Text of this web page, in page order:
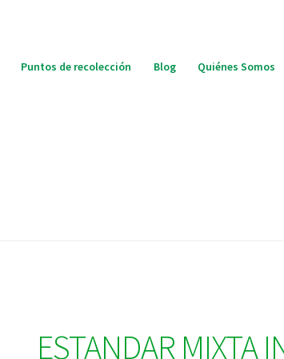
Puntos de recolección Blog Quiénes Somos
ESTANDAR MIXTA